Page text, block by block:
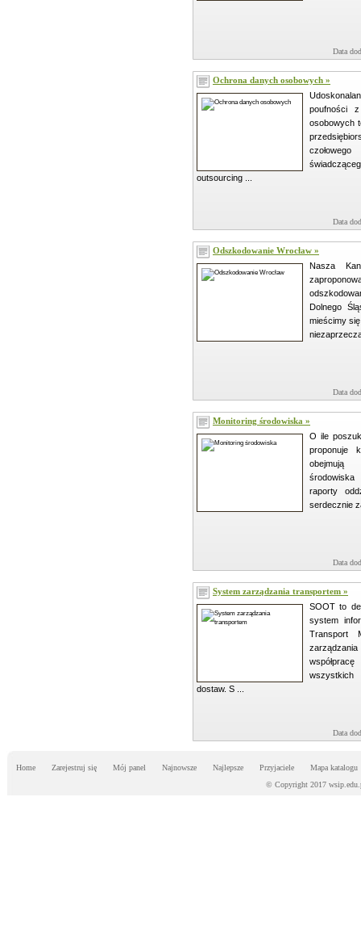
Data
Ochrona danych osobowych »
poufności
osobowych
outsourcing ...
Data
Odszkodowanie Wrocław »
Nasza
Dolnego
mieścimy
Data
Monitoring środowiska »
O ile
proponuje
obejmują
raporty
serdecznie
Data
System zarządzania transportem »
SOOT to
system
Transport
dostaw. S ...
Data
Home Zarejestruj się Mój panel Najnowsze Najlepsze Przyjaciele
Mapa katalogu
© Copyright 2017